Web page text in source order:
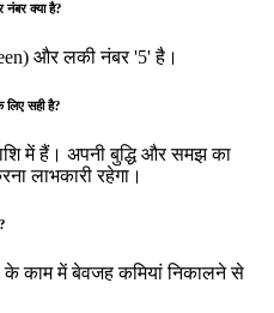
नंबर क्या है?
और लकी नंबर '5' है।
सही है?
में हैं। अपनी बुद्धि और समझ का
लाभकारी रहेगा।
काम में बेवजह कमियां निकालने से